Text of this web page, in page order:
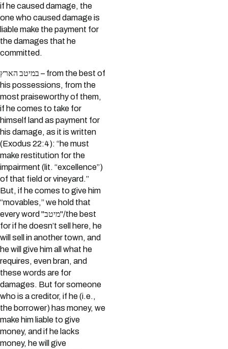
if he caused damage, the
one who caused damage is
liable make the payment for
the damages that he
committed.
במיטב הארץ – from the best of
his possessions, from the
most praiseworthy of them,
if he comes to take for
himself land as payment for
his damage, as it is written
(Exodus 22:4): “he must
make restitution for the
impairment (lit. “excellence”)
of that field or vineyard.”
But, if he comes to give him
“movables,” we hold that
every word "מיטב"/the best
for if he doesn’t sell here, he
will sell in another town, and
he will give him all what he
requires, even bran, and
these words are for
damages. But for someone
who is a creditor, if he (i.e.,
the borrower) has money, we
make him liable to give
money, and if he lacks
money, he will give